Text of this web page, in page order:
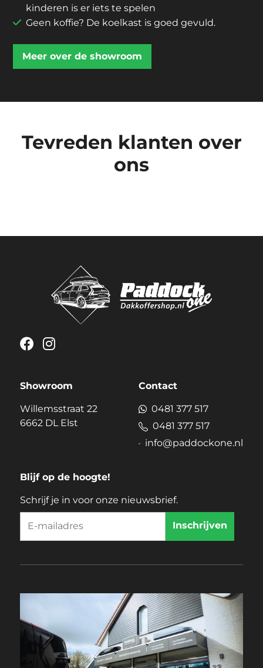
kinderen is er iets te spelen
Geen koffie? De koelkast is goed gevuld.
Meer over de showroom
Tevreden klanten over
ons
Showroom
Willemsstraat 22
6662 DL Elst
Contact
0481 377 517
0481 377 517
info@paddockone.nl
Blijf op de hoogte!
Schrijf je in voor onze nieuwsbrief.